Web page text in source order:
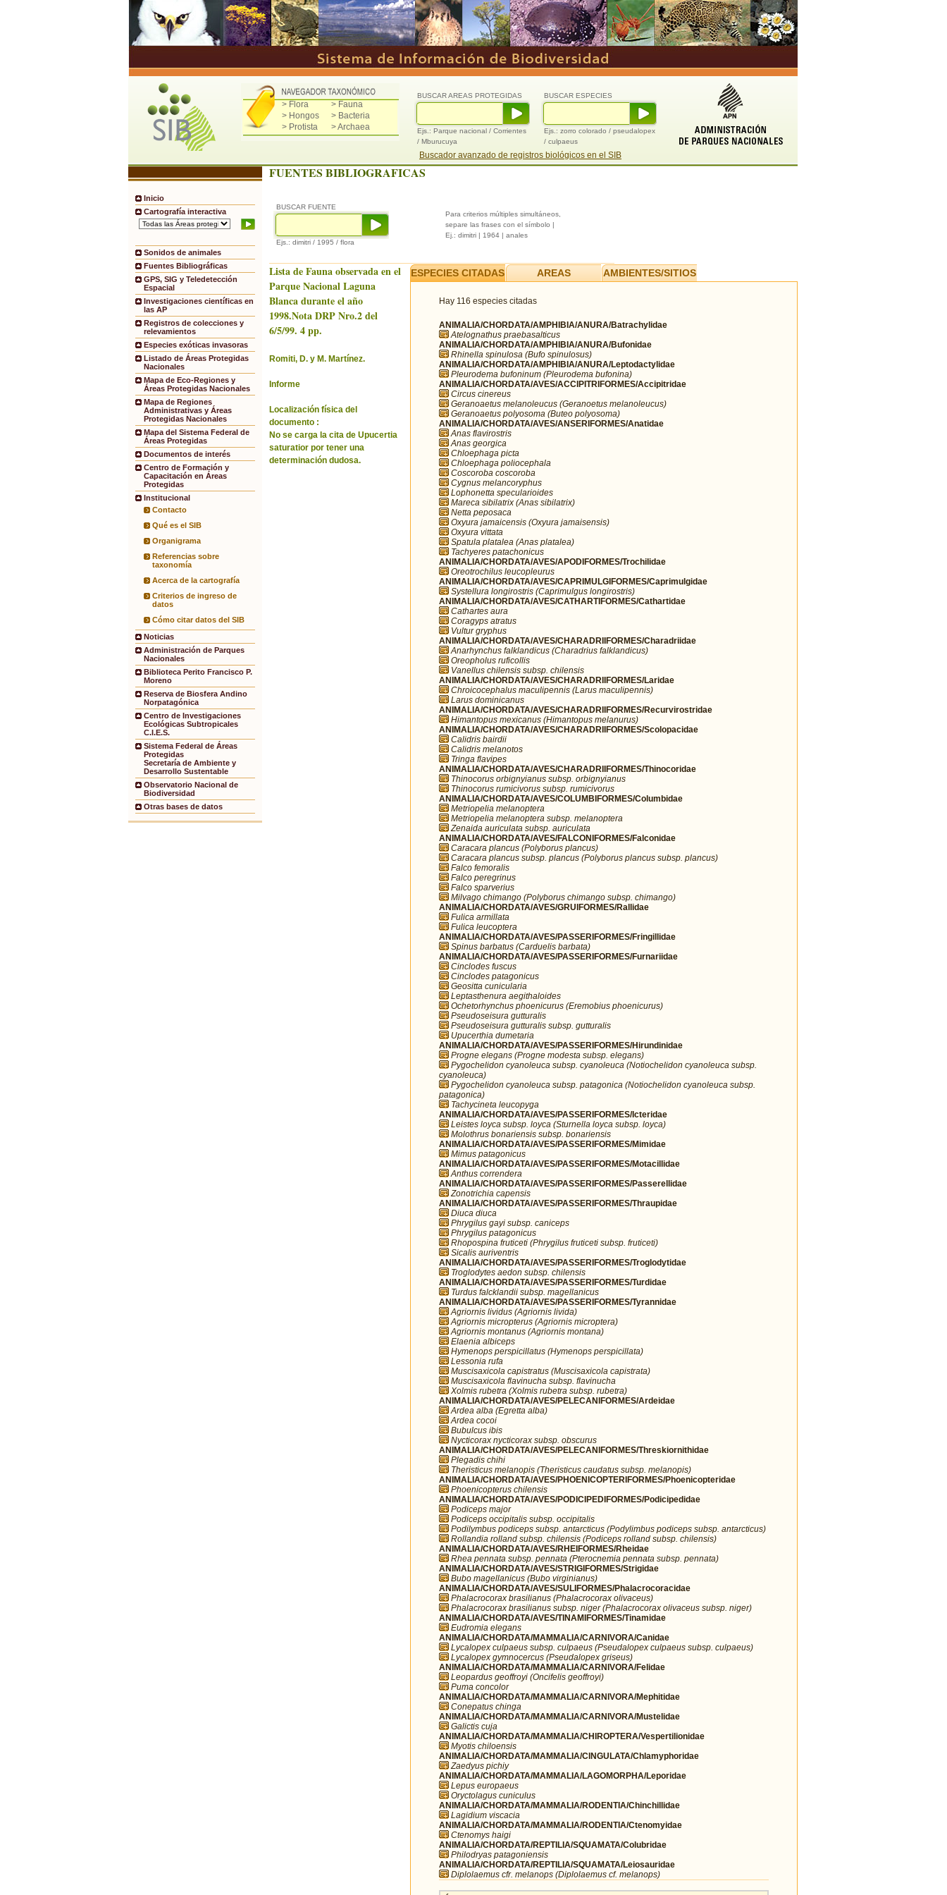
> Flora
> Fauna
> Hongos
> Bacteria
> Protista
> Archaea
BUSCAR ESPECIES
Ejs.: zorro colorado / pseudalopex
/ culpaeus
BUSCAR AREAS PROTEGIDAS
Ejs.: Parque nacional / Corrientes
/ Mburucuya
Buscador avanzado de registros biológicos en el SIB
Inicio
Cartografía interactiva
Sonidos de animales
Fuentes Bibliográficas
GPS, SIG y Teledetección
Espacial
Investigaciones científicas en
las AP
Registros de colecciones y
relevamientos
Especies exóticas invasoras
Listado de Áreas Protegidas
Nacionales
Mapa de Eco-Regiones y
Áreas Protegidas Nacionales
Mapa de Regiones
Administrativas y Áreas
Protegidas Nacionales
Mapa del Sistema Federal de
Áreas Protegidas
Documentos de interés
Centro de Formación y
Capacitación en Áreas
Protegidas
Institucional
Contacto
Qué es el SIB
Organigrama
Referencias sobre
taxonomía
Acerca de la cartografía
Criterios de ingreso de
datos
Cómo citar datos del SIB
Noticias
Administración de Parques
Nacionales
Biblioteca Perito Francisco P.
Moreno
Reserva de Biosfera Andino
Norpatagónica
Centro de Investigaciones
Ecológicas Subtropicales
C.I.E.S.
Sistema Federal de Áreas
Protegidas
Secretaría de Ambiente y
Desarrollo Sustentable
Observatorio Nacional de
Biodiversidad
Otras bases de datos
FUENTES BIBLIOGRAFICAS
BUSCAR FUENTE
Ejs.: dimitri / 1995 / flora
Para criterios múltiples simultáneos,
separe las frases con el símbolo |
Ej.: dimitri | 1964 | anales
Lista de Fauna observada en el
Parque Nacional Laguna
Blanca durante el año
1998.Nota DRP Nro.2 del
6/5/99. 4 pp.
Romiti, D. y M. Martínez.
Informe
Localización física del
documento :
No se carga la cita de Upucertia
saturatior por tener una
determinación dudosa.
ESPECIES CITADAS AREAS AMBIENTES/SITIOS
Hay 116 especies citadas
ANIMALIA/CHORDATA/AMPHIBIA/ANURA/Batrachylidae
Atelognathus praebasalticus
ANIMALIA/CHORDATA/AMPHIBIA/ANURA/Bufonidae
Rhinella spinulosa (Bufo spinulosus)
ANIMALIA/CHORDATA/AMPHIBIA/ANURA/Leptodactylidae
Pleurodema bufoninum (Pleurodema bufonina)
ANIMALIA/CHORDATA/AVES/ACCIPITRIFORMES/Accipitridae
Circus cinereus
Geranoaetus melanoleucus (Geranoetus melanoleucus)
Geranoaetus polyosoma (Buteo polyosoma)
ANIMALIA/CHORDATA/AVES/ANSERIFORMES/Anatidae
Anas flavirostris
Anas georgica
Chloephaga picta
Chloephaga poliocephala
Coscoroba coscoroba
Cygnus melancoryphus
Lophonetta specularioides
Mareca sibilatrix (Anas sibilatrix)
Netta peposaca
Oxyura jamaicensis (Oxyura jamaisensis)
Oxyura vittata
Spatula platalea (Anas platalea)
Tachyeres patachonicus
ANIMALIA/CHORDATA/AVES/APODIFORMES/Trochilidae
Oreotrochilus leucopleurus
ANIMALIA/CHORDATA/AVES/CAPRIMULGIFORMES/Caprimulgidae
Systellura longirostris (Caprimulgus longirostris)
ANIMALIA/CHORDATA/AVES/CATHARTIFORMES/Cathartidae
Cathartes aura
Coragyps atratus
Vultur gryphus
ANIMALIA/CHORDATA/AVES/CHARADRIIFORMES/Charadriidae
Anarhynchus falklandicus (Charadrius falklandicus)
Oreopholus ruficollis
Vanellus chilensis subsp. chilensis
ANIMALIA/CHORDATA/AVES/CHARADRIIFORMES/Laridae
Chroicocephalus maculipennis (Larus maculipennis)
Larus dominicanus
ANIMALIA/CHORDATA/AVES/CHARADRIIFORMES/Recurvirostridae
Himantopus mexicanus (Himantopus melanurus)
ANIMALIA/CHORDATA/AVES/CHARADRIIFORMES/Scolopacidae
Calidris bairdii
Calidris melanotos
Tringa flavipes
ANIMALIA/CHORDATA/AVES/CHARADRIIFORMES/Thinocoridae
Thinocorus orbignyianus subsp. orbignyianus
Thinocorus rumicivorus subsp. rumicivorus
ANIMALIA/CHORDATA/AVES/COLUMBIFORMES/Columbidae
Metriopelia melanoptera
Metriopelia melanoptera subsp. melanoptera
Zenaida auriculata subsp. auriculata
ANIMALIA/CHORDATA/AVES/FALCONIFORMES/Falconidae
Caracara plancus (Polyborus plancus)
Caracara plancus subsp. plancus (Polyborus plancus subsp. plancus)
Falco femoralis
Falco peregrinus
Falco sparverius
Milvago chimango (Polyborus chimango subsp. chimango)
ANIMALIA/CHORDATA/AVES/GRUIFORMES/Rallidae
Fulica armillata
Fulica leucoptera
ANIMALIA/CHORDATA/AVES/PASSERIFORMES/Fringillidae
Spinus barbatus (Carduelis barbata)
ANIMALIA/CHORDATA/AVES/PASSERIFORMES/Furnariidae
Cinclodes fuscus
Cinclodes patagonicus
Geositta cunicularia
Leptasthenura aegithaloides
Ochetorhynchus phoenicurus (Eremobius phoenicurus)
Pseudoseisura gutturalis
Pseudoseisura gutturalis subsp. gutturalis
Upucerthia dumetaria
ANIMALIA/CHORDATA/AVES/PASSERIFORMES/Hirundinidae
Progne elegans (Progne modesta subsp. elegans)
Pygochelidon cyanoleuca subsp. cyanoleuca (Notiochelidon cyanoleuca subsp.
cyanoleuca)
Pygochelidon cyanoleuca subsp. patagonica (Notiochelidon cyanoleuca subsp.
patagonica)
Tachycineta leucopyga
ANIMALIA/CHORDATA/AVES/PASSERIFORMES/Icteridae
Leistes loyca subsp. loyca (Sturnella loyca subsp. loyca)
Molothrus bonariensis subsp. bonariensis
ANIMALIA/CHORDATA/AVES/PASSERIFORMES/Mimidae
Mimus patagonicus
ANIMALIA/CHORDATA/AVES/PASSERIFORMES/Motacillidae
Anthus correndera
ANIMALIA/CHORDATA/AVES/PASSERIFORMES/Passerellidae
Zonotrichia capensis
ANIMALIA/CHORDATA/AVES/PASSERIFORMES/Thraupidae
Diuca diuca
Phrygilus gayi subsp. caniceps
Phrygilus patagonicus
Rhopospina fruticeti (Phrygilus fruticeti subsp. fruticeti)
Sicalis auriventris
ANIMALIA/CHORDATA/AVES/PASSERIFORMES/Troglodytidae
Troglodytes aedon subsp. chilensis
ANIMALIA/CHORDATA/AVES/PASSERIFORMES/Turdidae
Turdus falcklandii subsp. magellanicus
ANIMALIA/CHORDATA/AVES/PASSERIFORMES/Tyrannidae
Agriornis lividus (Agriornis livida)
Agriornis micropterus (Agriornis microptera)
Agriornis montanus (Agriornis montana)
Elaenia albiceps
Hymenops perspicillatus (Hymenops perspicillata)
Lessonia rufa
Muscisaxicola capistratus (Muscisaxicola capistrata)
Muscisaxicola flavinucha subsp. flavinucha
Xolmis rubetra (Xolmis rubetra subsp. rubetra)
ANIMALIA/CHORDATA/AVES/PELECANIFORMES/Ardeidae
Ardea alba (Egretta alba)
Ardea cocoi
Bubulcus ibis
Nycticorax nycticorax subsp. obscurus
ANIMALIA/CHORDATA/AVES/PELECANIFORMES/Threskiornithidae
Plegadis chihi
Theristicus melanopis (Theristicus caudatus subsp. melanopis)
ANIMALIA/CHORDATA/AVES/PHOENICOPTERIFORMES/Phoenicopteridae
Phoenicopterus chilensis
ANIMALIA/CHORDATA/AVES/PODICIPEDIFORMES/Podicipedidae
Podiceps major
Podiceps occipitalis subsp. occipitalis
Podilymbus podiceps subsp. antarcticus (Podylimbus podiceps subsp. antarcticus)
Rollandia rolland subsp. chilensis (Podiceps rolland subsp. chilensis)
ANIMALIA/CHORDATA/AVES/RHEIFORMES/Rheidae
Rhea pennata subsp. pennata (Pterocnemia pennata subsp. pennata)
ANIMALIA/CHORDATA/AVES/STRIGIFORMES/Strigidae
Bubo magellanicus (Bubo virginianus)
ANIMALIA/CHORDATA/AVES/SULIFORMES/Phalacrocoracidae
Phalacrocorax brasilianus (Phalacrocorax olivaceus)
Phalacrocorax brasilianus subsp. niger (Phalacrocorax olivaceus subsp. niger)
ANIMALIA/CHORDATA/AVES/TINAMIFORMES/Tinamidae
Eudromia elegans
ANIMALIA/CHORDATA/MAMMALIA/CARNIVORA/Canidae
Lycalopex culpaeus subsp. culpaeus (Pseudalopex culpaeus subsp. culpaeus)
Lycalopex gymnocercus (Pseudalopex griseus)
ANIMALIA/CHORDATA/MAMMALIA/CARNIVORA/Felidae
Leopardus geoffroyi (Oncifelis geoffroyi)
Puma concolor
ANIMALIA/CHORDATA/MAMMALIA/CARNIVORA/Mephitidae
Conepatus chinga
ANIMALIA/CHORDATA/MAMMALIA/CARNIVORA/Mustelidae
Galictis cuja
ANIMALIA/CHORDATA/MAMMALIA/CHIROPTERA/Vespertilionidae
Myotis chiloensis
ANIMALIA/CHORDATA/MAMMALIA/CINGULATA/Chlamyphoridae
Zaedyus pichiy
ANIMALIA/CHORDATA/MAMMALIA/LAGOMORPHA/Leporidae
Lepus europaeus
Oryctolagus cuniculus
ANIMALIA/CHORDATA/MAMMALIA/RODENTIA/Chinchillidae
Lagidium viscacia
ANIMALIA/CHORDATA/MAMMALIA/RODENTIA/Ctenomyidae
Ctenomys haigi
ANIMALIA/CHORDATA/REPTILIA/SQUAMATA/Colubridae
Philodryas patagoniensis
ANIMALIA/CHORDATA/REPTILIA/SQUAMATA/Leiosauridae
Diplolaemus cfr. melanops (Diplolaemus cf. melanops)